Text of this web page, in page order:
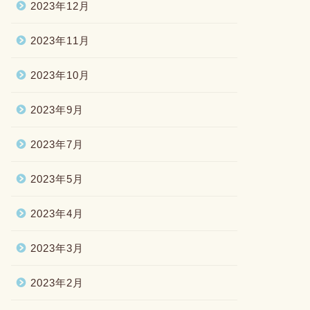
2023年12月
2023年11月
2023年10月
2023年9月
2023年7月
2023年5月
2023年4月
2023年3月
2023年2月